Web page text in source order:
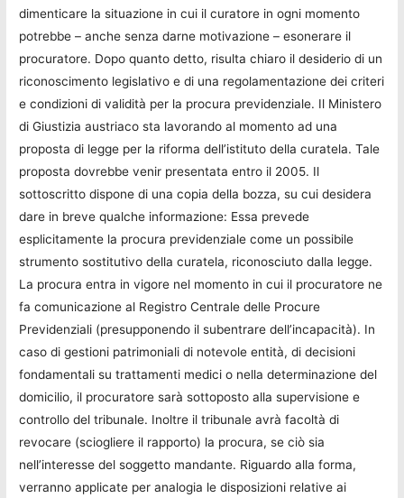
dimenticare la situazione in cui il curatore in ogni momento
potrebbe – anche senza darne motivazione – esonerare il
procuratore. Dopo quanto detto, risulta chiaro il desiderio di un
riconoscimento legislativo e di una regolamentazione dei criteri
e condizioni di validità per la procura previdenziale. Il Ministero
di Giustizia austriaco sta lavorando al momento ad una
proposta di legge per la riforma dell’istituto della curatela. Tale
proposta dovrebbe venir presentata entro il 2005. Il
sottoscritto dispone di una copia della bozza, su cui desidera
dare in breve qualche informazione: Essa prevede
esplicitamente la procura previdenziale come un possibile
strumento sostitutivo della curatela, riconosciuto dalla legge.
La procura entra in vigore nel momento in cui il procuratore ne
fa comunicazione al Registro Centrale delle Procure
Previdenziali (presupponendo il subentrare dell’incapacità). In
caso di gestioni patrimoniali di notevole entità, di decisioni
fondamentali su trattamenti medici o nella determinazione del
domicilio, il procuratore sarà sottoposto alla supervisione e
controllo del tribunale. Inoltre il tribunale avrà facoltà di
revocare (sciogliere il rapporto) la procura, se ciò sia
nell’interesse del soggetto mandante. Riguardo alla forma,
verranno applicate per analogia le disposizioni relative ai